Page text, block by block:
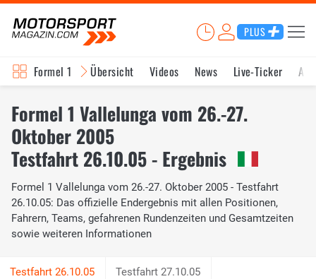
PLUS
Formel 1 Übersicht Videos News Live-Ticker
Formel 1 Vallelunga vom 26.-27.
Oktober 2005
Testfahrt 26.10.05 - Ergebnis
Formel 1 Vallelunga vom 26.-27. Oktober 2005 - Testfahrt
26.10.05: Das offizielle Endergebnis mit allen Positionen,
Fahrern, Teams, gefahrenen Rundenzeiten und Gesamtzeiten
sowie weiteren Informationen
Testfahrt 27.10.05